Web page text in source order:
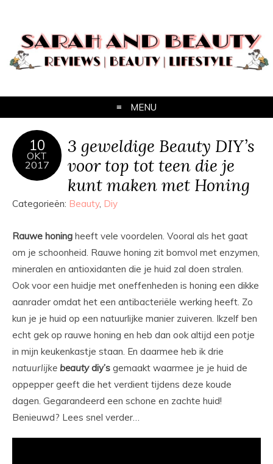
MENU
10
OKT
2017
3 geweldige Beauty DIY’s
voor top tot teen die je
kunt maken met Honing
Categorieën: Beauty, Diy
Rauwe honing heeft vele voordelen. Vooral als het gaat
om je schoonheid. Rauwe honing zit bomvol met enzymen,
mineralen en antioxidanten die je huid zal doen stralen.
Ook voor een huidje met oneffenheden is honing een dikke
aanrader omdat het een antibacteriële werking heeft. Zo
kun je je huid op een natuurlijke manier zuiveren. Ikzelf ben
echt gek op rauwe honing en heb dan ook altijd een potje
in mijn keukenkastje staan. En daarmee heb ik drie
natuurlijke beauty diy’s gemaakt waarmee je je huid de
oppepper geeft die het verdient tijdens deze koude
dagen. Gegarandeerd een schone en zachte huid!
Benieuwd? Lees snel verder…